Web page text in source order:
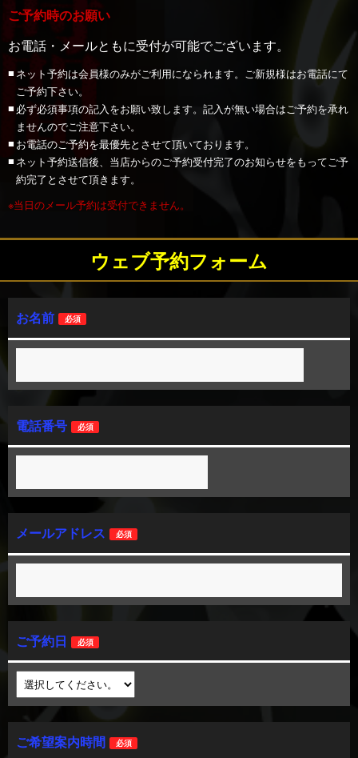
ご予約時のお願い
お電話・メールともに受付が可能でございます。
ネット予約は会員様のみがご利用になられます。ご新規様はお電話にて
ご予約下さい。
必ず必須事項の記入をお願い致します。記入が無い場合はご予約を承れ
ませんのでご注意下さい。
お電話のご予約を最優先とさせて頂いております。
ネット予約送信後、当店からのご予約受付完了のお知らせをもってご予
約完了とさせて頂きます。
※当日のメール予約は受付できません。
ウェブ予約フォーム
お名前 必須
電話番号 必須
メールアドレス 必須
ご予約日 必須
ご希望案内時間 必須